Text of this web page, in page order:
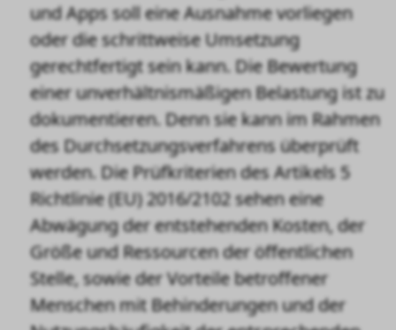
und Apps soll eine Ausnahme vorliegen
oder die schrittweise Umsetzung
gerechtfertigt sein kann. Die Bewertung
einer unverhältnismäßigen Belastung ist zu
dokumentieren. Denn sie kann im Rahmen
des Durchsetzungsverfahrens überprüft
werden. Die Prüfkriterien des Artikels 5
Richtlinie (EU) 2016/2102 sehen eine
Abwägung der entstehenden Kosten, der
Größe und Ressourcen der öffentlichen
Stelle, sowie der Vorteile betroffener
Menschen mit Behinderungen und der